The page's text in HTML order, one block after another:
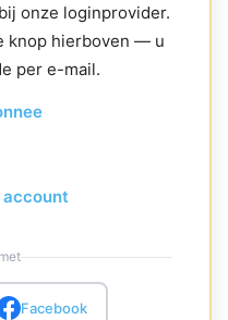
onze loginprovider.
knop hierboven — u
per e-mail.
account
Facebook